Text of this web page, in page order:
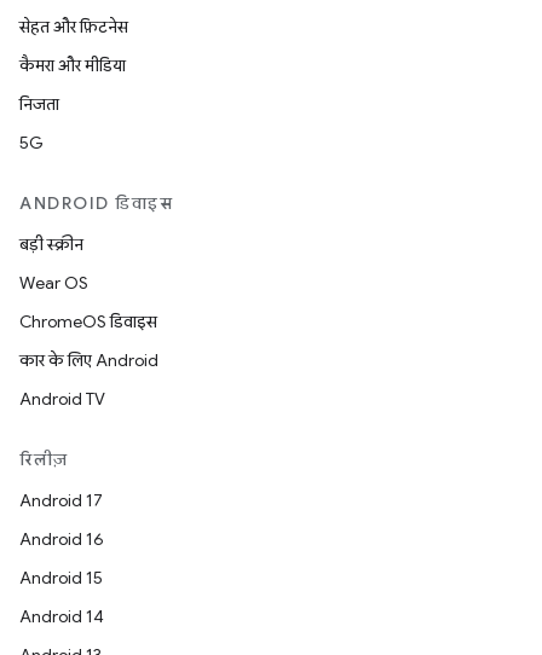
सेहत और फ़िटनेस
कैमरा और मीडिया
निजता
5G
ANDROID डिवाइस
बड़ी स्क्रीन
Wear OS
ChromeOS डिवाइस
कार के लिए Android
Android TV
रिलीज़
Android 17
Android 16
Android 15
Android 14